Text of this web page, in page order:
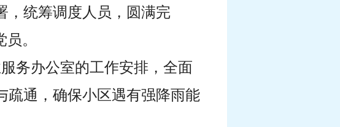
，统筹调度人员，圆满完
。
务办公室的工作安排，全面
疏通，确保小区遇有强降雨能